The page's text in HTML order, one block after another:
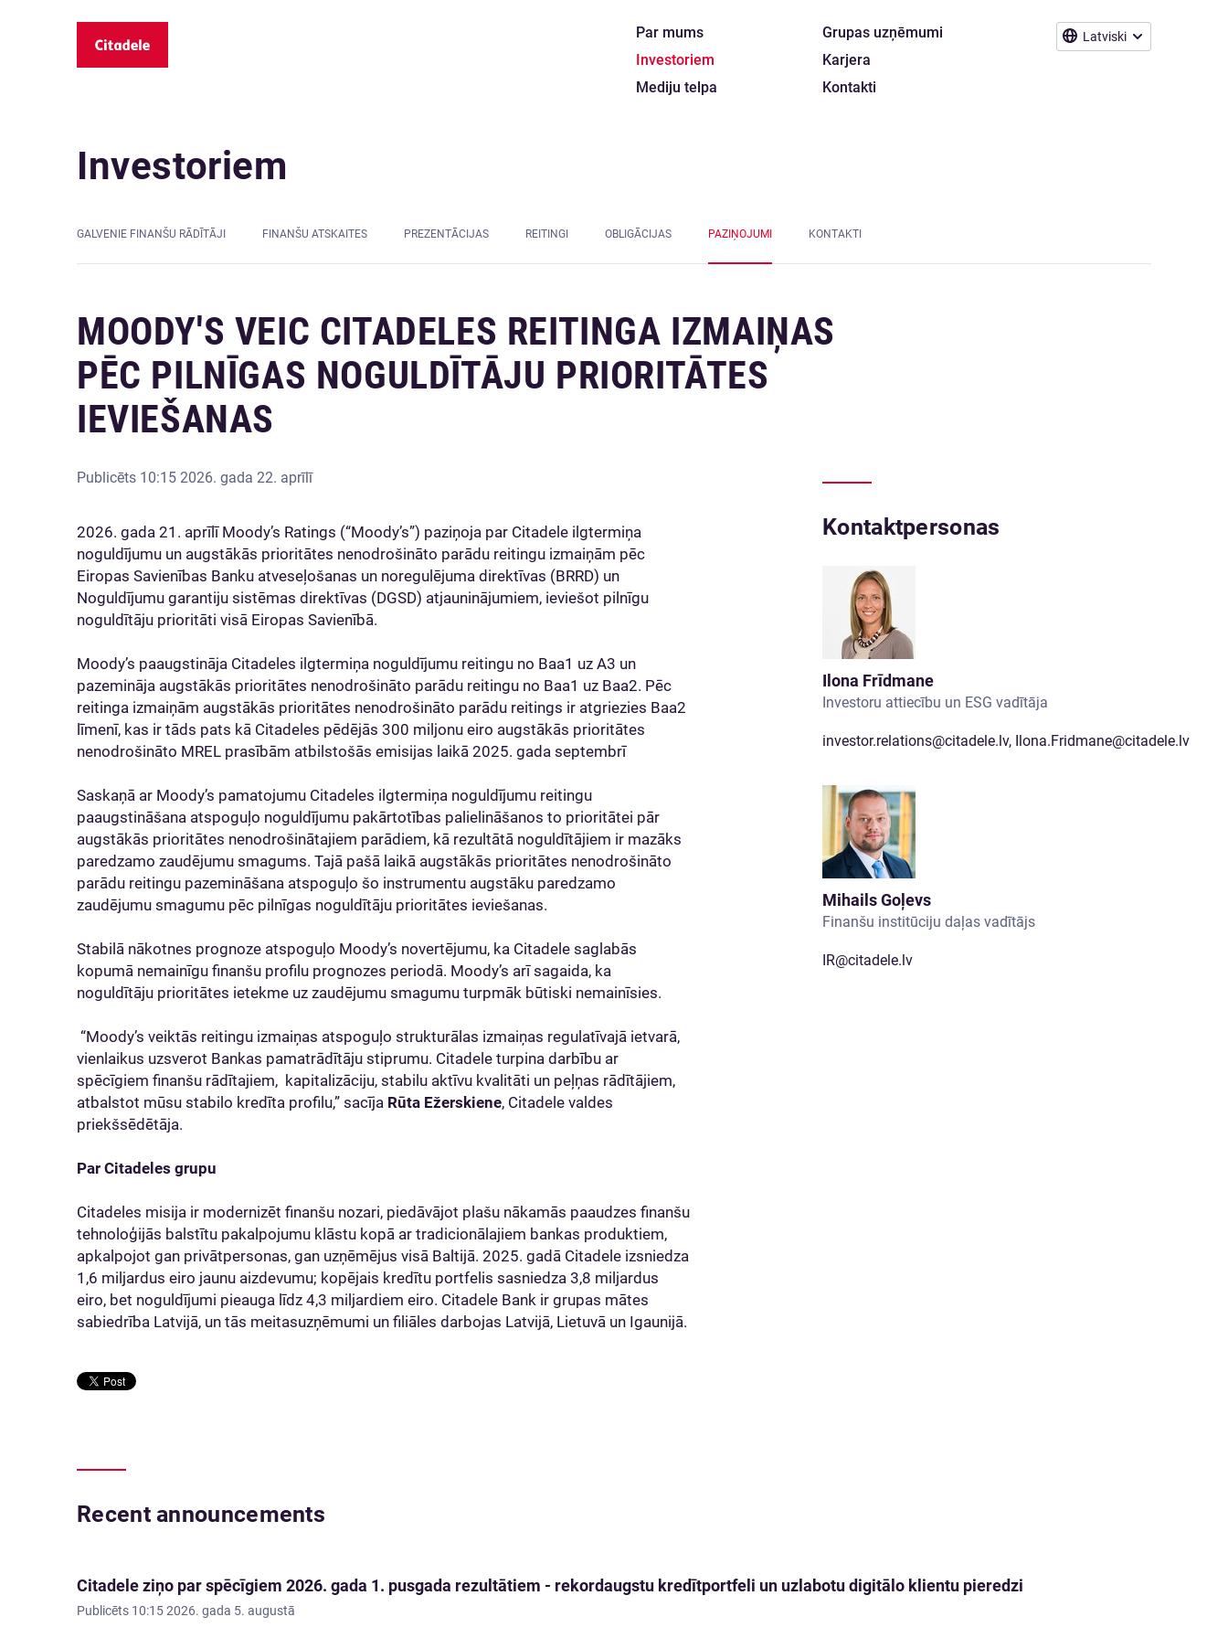
Latviski
Par mums
Investoriem
Mediju telpa
Grupas uzņēmumi
Karjera
Kontakti
Investoriem
GALVENIE FINANŠU RĀDĪTĀJI FINANŠU ATSKAITES PREZENTĀCIJAS REITINGI OBLIGĀCIJAS PAZIŅOJUMI KONTAKTI
MOODY'S VEIC CITADELES REITINGA IZMAIŅAS
PĒC PILNĪGAS NOGULDĪTĀJU PRIORITĀTES
IEVIEŠANAS
Publicēts 10:15 2026. gada 22. aprīlī
2026. gada 21. aprīlī Moody’s Ratings (“Moody’s”) paziņoja par Citadele ilgtermiņa
noguldījumu un augstākās prioritātes nenodrošināto parādu reitingu izmaiņām pēc
Eiropas Savienības Banku atveseļošanas un noregulējuma direktīvas (BRRD) un
Noguldījumu garantiju sistēmas direktīvas (DGSD) atjauninājumiem, ieviešot pilnīgu
noguldītāju prioritāti visā Eiropas Savienībā.
Moody’s paaugstināja Citadeles ilgtermiņa noguldījumu reitingu no Baa1 uz A3 un
pazemināja augstākās prioritātes nenodrošināto parādu reitingu no Baa1 uz Baa2. Pēc
reitinga izmaiņām augstākās prioritātes nenodrošināto parādu reitings ir atgriezies Baa2
līmenī, kas ir tāds pats kā Citadeles pēdējās 300 miljonu eiro augstākās prioritātes
nenodrošināto MREL prasībām atbilstošās emisijas laikā 2025. gada septembrī
Saskaņā ar Moody’s pamatojumu Citadeles ilgtermiņa noguldījumu reitingu
paaugstināšana atspoguļo noguldījumu pakārtotības palielināšanos to prioritātei pār
augstākās prioritātes nenodrošinātajiem parādiem, kā rezultātā noguldītājiem ir mazāks
paredzamo zaudējumu smagums. Tajā pašā laikā augstākās prioritātes nenodrošināto
parādu reitingu pazemināšana atspoguļo šo instrumentu augstāku paredzamo
zaudējumu smagumu pēc pilnīgas noguldītāju prioritātes ieviešanas.
Stabilā nākotnes prognoze atspoguļo Moody’s novertējumu, ka Citadele saglabās
kopumā nemainīgu finanšu profilu prognozes periodā. Moody’s arī sagaida, ka
noguldītāju prioritātes ietekme uz zaudējumu smagumu turpmāk būtiski nemainīsies.
“Moody’s veiktās reitingu izmaiņas atspoguļo strukturālas izmaiņas regulatīvajā ietvarā,
vienlaikus uzsverot Bankas pamatrādītāju stiprumu. Citadele turpina darbību ar
spēcīgiem finanšu rādītajiem, kapitalizāciju, stabilu aktīvu kvalitāti un peļņas rādītājiem,
atbalstot mūsu stabilo kredīta profilu,” sacīja Rūta Ežerskiene, Citadele valdes
priekšsēdētāja.
Par Citadeles grupu
Citadeles misija ir modernizēt finanšu nozari, piedāvājot plašu nākamās paaudzes finanšu
tehnoloģijās balstītu pakalpojumu klāstu kopā ar tradicionālajiem bankas produktiem,
apkalpojot gan privātpersonas, gan uzņēmējus visā Baltijā. 2025. gadā Citadele izsniedza
1,6 miljardus eiro jaunu aizdevumu; kopējais kredītu portfelis sasniedza 3,8 miljardus
eiro, bet noguldījumi pieauga līdz 4,3 miljardiem eiro. Citadele Bank ir grupas mātes
sabiedrība Latvijā, un tās meitasuzņēmumi un filiāles darbojas Latvijā, Lietuvā un Igaunijā.
Kontaktpersonas
Ilona Frīdmane
Investoru attiecību un ESG vadītāja
investor.relations@citadele.lv, Ilona.Fridmane@citadele.lv
Mihails Goļevs
Finanšu institūciju daļas vadītājs
IR@citadele.lv
Recent announcements
Citadele ziņo par spēcīgiem 2026. gada 1. pusgada rezultātiem - rekordaugstu kredītportfeli un uzlabotu digitālo klientu pieredzi
Publicēts 10:15 2026. gada 5. augustā